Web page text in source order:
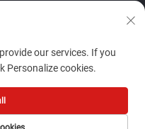
Parts Co., Ltd. Alle rettigheter
our services. If you
Personalize cookies.